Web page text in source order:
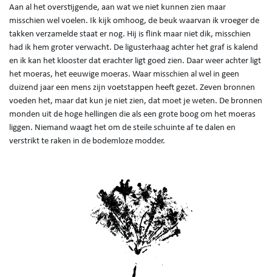
Aan al het overstijgende, aan wat we niet kunnen zien maar
misschien wel voelen. Ik kijk omhoog, de beuk waarvan ik vroeger de
takken verzamelde staat er nog. Hij is flink maar niet dik, misschien
had ik hem groter verwacht. De ligusterhaag achter het graf is kalend
en ik kan het klooster dat erachter ligt goed zien. Daar weer achter ligt
het moeras, het eeuwige moeras. Waar misschien al wel in geen
duizend jaar een mens zijn voetstappen heeft gezet. Zeven bronnen
voeden het, maar dat kun je niet zien, dat moet je weten. De bronnen
monden uit de hoge hellingen die als een grote boog om het moeras
liggen. Niemand waagt het om de steile schuinte af te dalen en
verstrikt te raken in de bodemloze modder.